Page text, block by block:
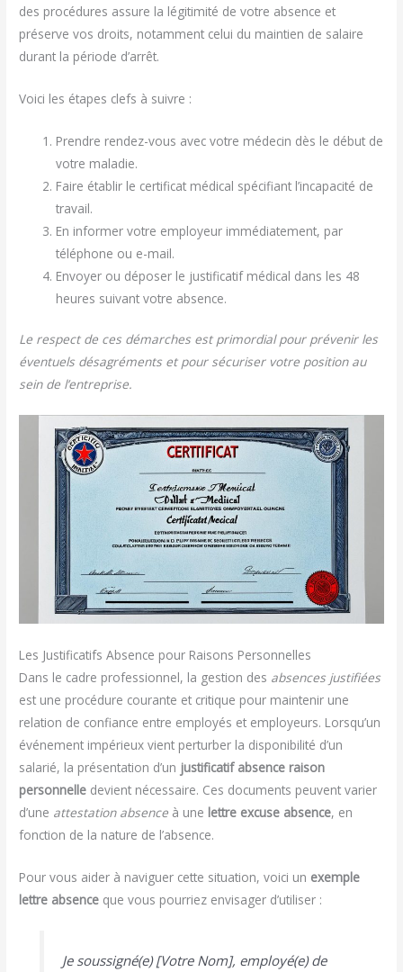
des procédures assure la légitimité de votre absence et
préserve vos droits, notamment celui du maintien de salaire
durant la période d’arrêt.
Voici les étapes clefs à suivre :
Prendre rendez-vous avec votre médecin dès le début de
votre maladie.
Faire établir le certificat médical spécifiant l’incapacité de
travail.
En informer votre employeur immédiatement, par
téléphone ou e-mail.
Envoyer ou déposer le justificatif médical dans les 48
heures suivant votre absence.
Le respect de ces démarches est primordial pour prévenir les
éventuels désagréments et pour sécuriser votre position au
sein de l’entreprise.
Les Justificatifs Absence pour Raisons Personnelles
Dans le cadre professionnel, la gestion des absences justifiées
est une procédure courante et critique pour maintenir une
relation de confiance entre employés et employeurs. Lorsqu’un
événement impérieux vient perturber la disponibilité d’un
salarié, la présentation d’un justificatif absence raison
personnelle devient nécessaire. Ces documents peuvent varier
d’une attestation absence à une lettre excuse absence, en
fonction de la nature de l’absence.
Pour vous aider à naviguer cette situation, voici un exemple
lettre absence que vous pourriez envisager d’utiliser :
Je soussigné(e) [Votre Nom], employé(e) de